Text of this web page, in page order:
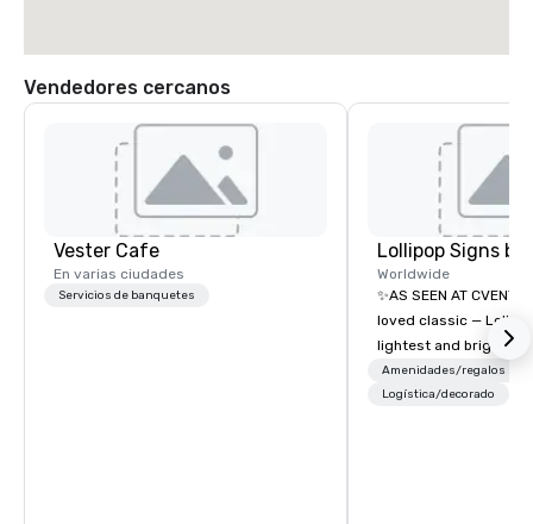
Vendedores cercanos
Vester Cafe
En varias ciudades
Servicios de banquetes
Worldwide
✨AS SEEN AT CVENT
loved classic —
lightest and brightest
world • Open Seats in
Auditoriums • Brand
Amenidades/regalos
Logística/decorado